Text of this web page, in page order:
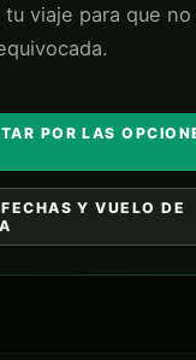
tu viaje para que
POR LAS
Y VUELO DE